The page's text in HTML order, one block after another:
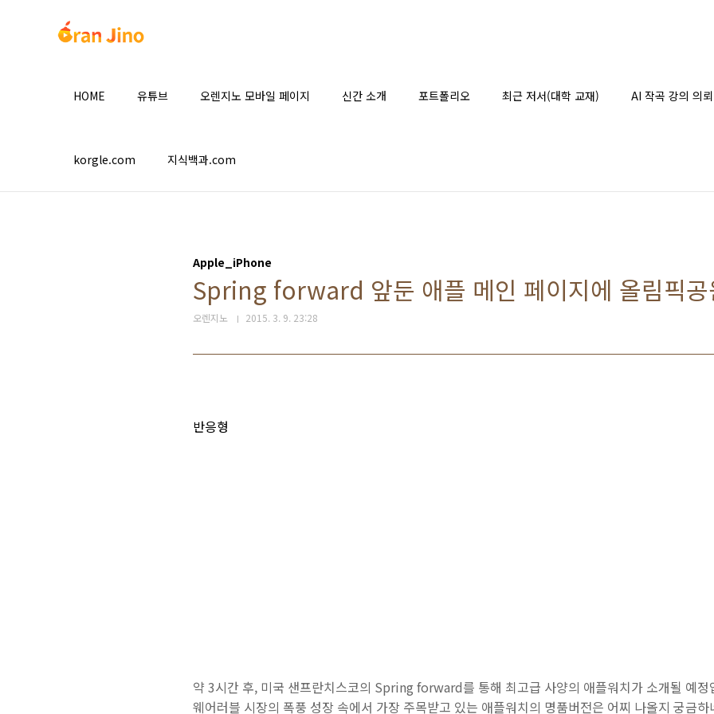
HOME 유튜브 오렌지노 모바일 페이지 신간 소개 포트폴리오 최근 저서(대학 교재) AI 작곡 강의 의뢰
korgle.com 지식백과.com
Apple_iPhone
Spring forward 앞둔 애플 메인 페이지에 올림픽공
오렌지노 2015. 3. 9. 23:28
반응형
약 3시간 후, 미국 샌프란치스코의 Spring forward를 통해 최고급 사양의 애플워치가 소개될 예정
웨어러블 시장의 폭풍 성장 속에서 가장 주목받고 있는 애플워치의 명품버전은 어찌 나올지 궁금하